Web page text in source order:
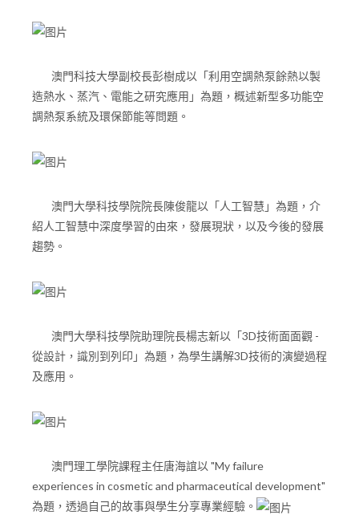
澳門科技大學副校長彭樹成以「利用空調熱泵餘熱以製
造熱水、蒸汽、電能之研究應用」為題，概述新型多功能空
調熱泵系統及環保節能等問題。
澳門大學科技學院院長陳俊龍以「人工智慧」為題，介
紹人工智慧中深度學習的由來，發展現狀，以及今後的發展
趨勢。
澳門大學科技學院助理院長楊志新以「3D技術面面觀 -
從設計，識別到列印」為題，為學生講解3D技術的演變過程
及應用。
澳門理工學院課程主任唐海誼以 "My failure
experiences in cosmetic and pharmaceutical development"
為題，透過自己的故事與學生分享專業經驗。